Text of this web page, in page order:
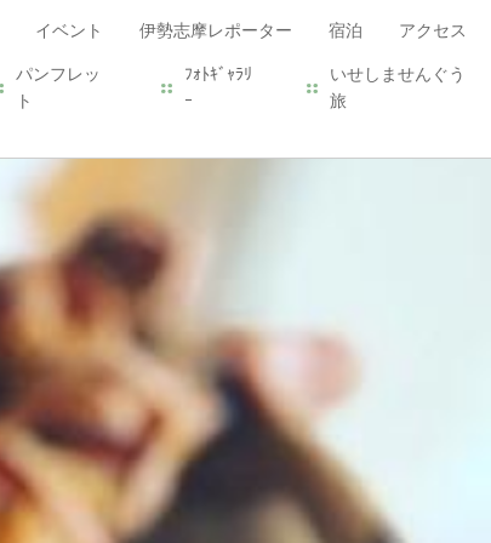
イベント 伊勢志摩レポーター 宿泊 アクセス
パンフレッ
ト
ﾌｫﾄｷﾞｬﾗﾘ
ｰ
いせしませんぐう
旅